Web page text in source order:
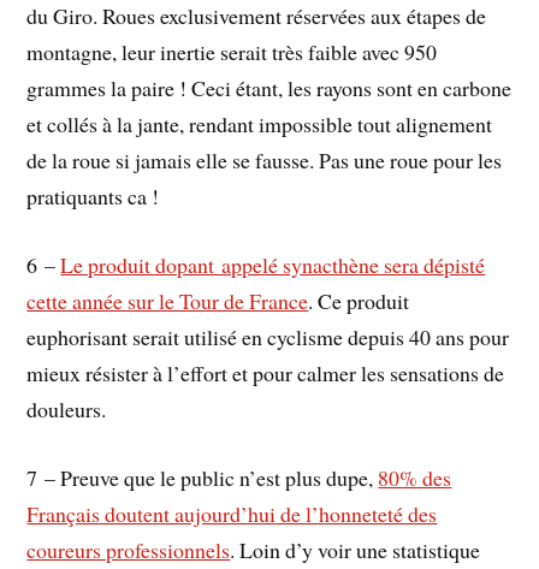
du Giro. Roues exclusivement réservées aux étapes de
montagne, leur inertie serait très faible avec 950
grammes la paire ! Ceci étant, les rayons sont en carbone
et collés à la jante, rendant impossible tout alignement
de la roue si jamais elle se fausse. Pas une roue pour les
pratiquants ca !
6 –Le produit dopant appelé synacthène sera dépisté
cette année sur le Tour de France. Ce produit
euphorisant serait utilisé en cyclisme depuis 40 ans pour
mieux résister à l’effort et pour calmer les sensations de
douleurs.
7 – Preuve que le public n’est plus dupe, 80% des
Français doutent aujourd’hui de l’honneteté des
coureurs professionnels. Loin d’y voir une statistique